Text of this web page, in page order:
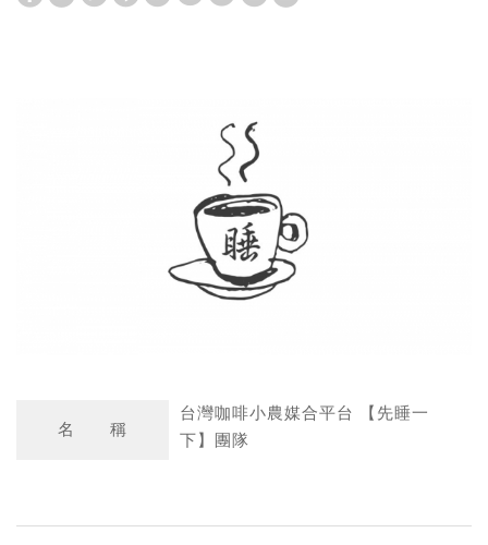
p
a
W
e
i
b
o
名 稱
台灣咖啡小農媒合平台 【先睡一
下】團隊